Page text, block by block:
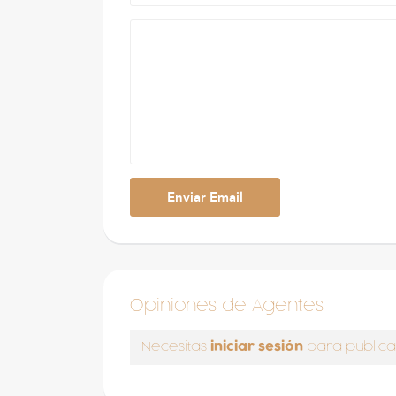
Opiniones de Agentes
Necesitas iniciar sesión para